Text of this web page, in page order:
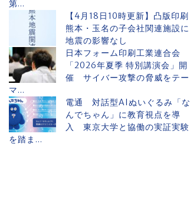
第...
【4月18日10時更新】凸版印刷
熊本・玉名の子会社関連施設に
地震の影響なし
日本フォーム印刷工業連合会
「2026年夏季 特別講演会」開
催 サイバー攻撃の脅威をテー
マ...
電通 対話型AIぬいぐるみ「な
んでちゃん」に教育視点を導
入 東京大学と協働の実証実験
を踏ま...